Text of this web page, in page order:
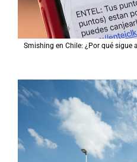
Smishing en Chile: ¿Por qué sigue